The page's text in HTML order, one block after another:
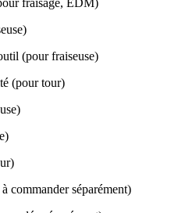
(pour fraiseuse)
(pour tour)
commander séparément)